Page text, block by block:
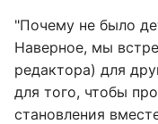
"Почему не было
Наверное, мы
редактора) для
для того, чтобы
становления